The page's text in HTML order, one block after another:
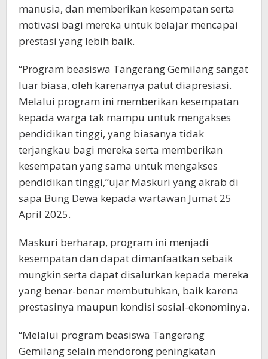
manusia, dan memberikan kesempatan serta
motivasi bagi mereka untuk belajar mencapai
prestasi yang lebih baik.
“Program beasiswa Tangerang Gemilang sangat
luar biasa, oleh karenanya patut diapresiasi.
Melalui program ini memberikan kesempatan
kepada warga tak mampu untuk mengakses
pendidikan tinggi, yang biasanya tidak
terjangkau bagi mereka serta memberikan
kesempatan yang sama untuk mengakses
pendidikan tinggi,”ujar Maskuri yang akrab di
sapa Bung Dewa kepada wartawan Jumat 25
April 2025.
Maskuri berharap, program ini menjadi
kesempatan dan dapat dimanfaatkan sebaik
mungkin serta dapat disalurkan kepada mereka
yang benar-benar membutuhkan, baik karena
prestasinya maupun kondisi sosial-ekonominya.
“Melalui program beasiswa Tangerang
Gemilang selain mendorong peningkatan